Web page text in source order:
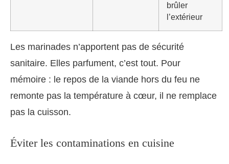
brûler
l’extérieur
Les marinades n’apportent pas de sécurité
sanitaire. Elles parfument, c’est tout. Pour
mémoire : le repos de la viande hors du feu ne
remonte pas la température à cœur, il ne remplace
pas la cuisson.
Éviter les contaminations en cuisine